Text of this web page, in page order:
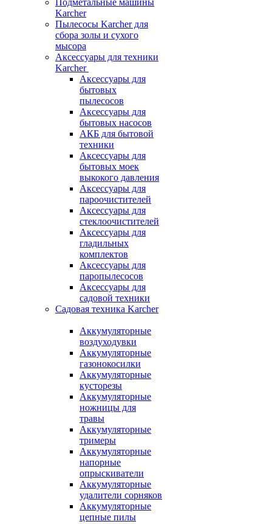
Подметальные машины
Karcher
Пылесосы Karcher для
сбора золы и сухого
мысора
Аксессуары для техники
Karcher
Аксессуары для
бытовых
пылесосов
Аксессуары для
бытовых насосов
АКБ для бытовой
техники
Аксессуары для
бытовых моек
выкокого давления
Аксессуары для
пароочистителей
Аксессуары для
стеклоочистителей
Аксессуары для
гладильных
комплектов
Аксессуары для
паропылесосов
Аксессуары для
садовой техники
Садовая техника Karcher
Аккумуляторные
воздуходувки
Аккумуляторные
газонокосилки
Аккумуляторные
кусторезы
Аккумуляторные
ножницы для
травы
Аккумуляторные
тримеры
Аккумуляторные
напорные
опрыскиватели
Аккумуляторные
удалители сорняков
Аккумуляторные
цепные пилы